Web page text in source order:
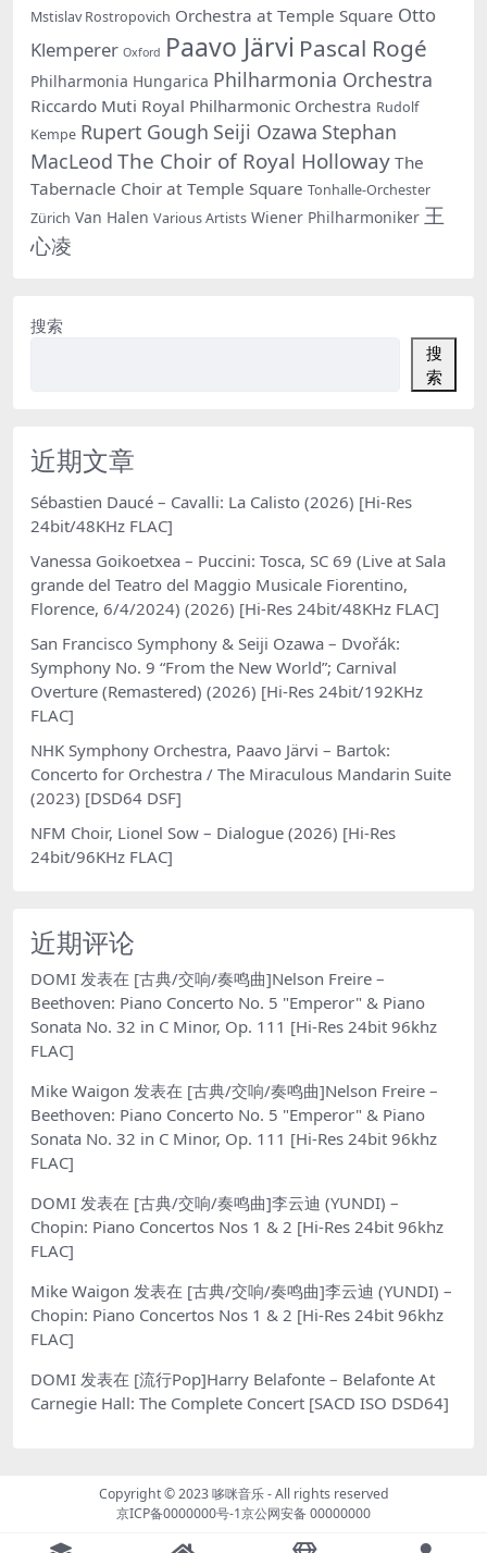
Mstislav Rostropovich Orchestra at Temple Square Otto
Klemperer Oxford Paavo Järvi Pascal Rogé
Philharmonia Hungarica Philharmonia Orchestra
Riccardo Muti Royal Philharmonic Orchestra Rudolf
Kempe Rupert Gough Seiji Ozawa Stephan
MacLeod The Choir of Royal Holloway The
Tabernacle Choir at Temple Square Tonhalle-Orchester
Zürich Van Halen Various Artists Wiener Philharmoniker 王
心凌
搜索
搜
索
近期文章
Sébastien Daucé – Cavalli: La Calisto (2026) [Hi-Res
24bit/48KHz FLAC]
Vanessa Goikoetxea – Puccini: Tosca, SC 69 (Live at Sala
grande del Teatro del Maggio Musicale Fiorentino,
Florence, 6/4/2024) (2026) [Hi-Res 24bit/48KHz FLAC]
San Francisco Symphony & Seiji Ozawa – Dvořák:
Symphony No. 9 “From the New World”; Carnival
Overture (Remastered) (2026) [Hi-Res 24bit/192KHz
FLAC]
NHK Symphony Orchestra, Paavo Järvi – Bartok:
Concerto for Orchestra / The Miraculous Mandarin Suite
(2023) [DSD64 DSF]
NFM Choir, Lionel Sow – Dialogue (2026) [Hi-Res
24bit/96KHz FLAC]
近期评论
DOMI 发表在 [古典/交响/奏鸣曲]Nelson Freire –
Beethoven: Piano Concerto No. 5 "Emperor" & Piano
Sonata No. 32 in C Minor, Op. 111 [Hi-Res 24bit 96khz
FLAC]
Mike Waigon 发表在 [古典/交响/奏鸣曲]Nelson Freire –
Beethoven: Piano Concerto No. 5 "Emperor" & Piano
Sonata No. 32 in C Minor, Op. 111 [Hi-Res 24bit 96khz
FLAC]
DOMI 发表在 [古典/交响/奏鸣曲]李云迪 (YUNDI) –
Chopin: Piano Concertos Nos 1 & 2 [Hi-Res 24bit 96khz
FLAC]
Mike Waigon 发表在 [古典/交响/奏鸣曲]李云迪 (YUNDI) –
Chopin: Piano Concertos Nos 1 & 2 [Hi-Res 24bit 96khz
FLAC]
DOMI 发表在 [流行Pop]Harry Belafonte – Belafonte At
Carnegie Hall: The Complete Concert [SACD ISO DSD64]
Copyright © 2023哆咪音乐- All rights reserved
京ICP备0000000号-1京公网安备 00000000